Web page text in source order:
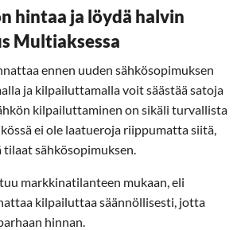
hintaa ja löydä halvin
Multiaksessa
ennen uuden sähkösopimuksen
ja kilpailuttamalla voit säästää satoja
kilpailuttaminen on sikäli turvallista
ei ole laatueroja riippumatta siitä,
sähkösopimuksen.
markkinatilanteen mukaan, eli
kilpailuttaa säännöllisesti, jotta
hinnan.